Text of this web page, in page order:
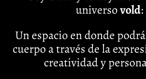
universovold:
Un espacio en donde
cuerpo a través de la
creatividad y